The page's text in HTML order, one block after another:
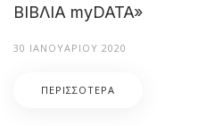
ΒΙΒΛΙΑ myDATA»
30 ΙΑΝΟΥΑΡΊΟΥ 2020
ΠΕΡΙΣΣΌΤΕΡΑ